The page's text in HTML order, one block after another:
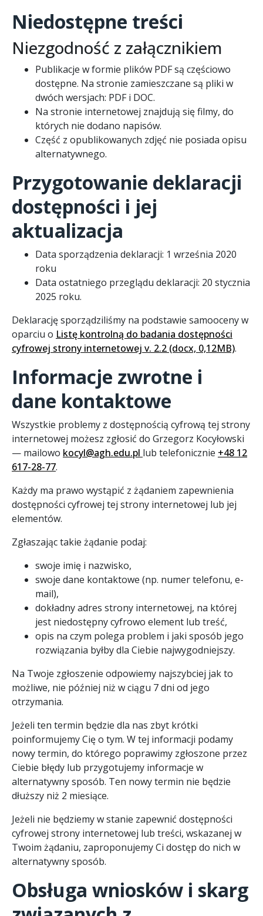
Niedostępne treści
Niezgodność z załącznikiem
Publikacje w formie plików PDF są częściowo
dostępne. Na stronie zamieszczane są pliki w
dwóch wersjach: PDF i DOC.
Na stronie internetowej znajdują się filmy, do
których nie dodano napisów.
Część z opublikowanych zdjęć nie posiada opisu
alternatywnego.
Przygotowanie deklaracji
dostępności i jej
aktualizacja
Data sporządzenia deklaracji: 1 września 2020
roku
Data ostatniego przeglądu deklaracji: 20 stycznia
2025 roku.
Deklarację sporządziliśmy na podstawie samooceny w
oparciu o Listę kontrolną do badania dostępności
cyfrowej strony internetowej v. 2.2 (docx, 0,12MB).
Informacje zwrotne i
dane kontaktowe
Wszystkie problemy z dostępnością cyfrową tej strony
internetowej możesz zgłosić do Grzegorz Kocyłowski
— mailowo kocyl@agh.edu.pl lub telefonicznie +48 12
617-28-77.
Każdy ma prawo wystąpić z żądaniem zapewnienia
dostępności cyfrowej tej strony internetowej lub jej
elementów.
Zgłaszając takie żądanie podaj:
swoje imię i nazwisko,
swoje dane kontaktowe (np. numer telefonu, e-
mail),
dokładny adres strony internetowej, na której
jest niedostępny cyfrowo element lub treść,
opis na czym polega problem i jaki sposób jego
rozwiązania byłby dla Ciebie najwygodniejszy.
Na Twoje zgłoszenie odpowiemy najszybciej jak to
możliwe, nie później niż w ciągu 7 dni od jego
otrzymania.
Jeżeli ten termin będzie dla nas zbyt krótki
poinformujemy Cię o tym. W tej informacji podamy
nowy termin, do którego poprawimy zgłoszone przez
Ciebie błędy lub przygotujemy informacje w
alternatywny sposób. Ten nowy termin nie będzie
dłuższy niż 2 miesiące.
Jeżeli nie będziemy w stanie zapewnić dostępności
cyfrowej strony internetowej lub treści, wskazanej w
Twoim żądaniu, zaproponujemy Ci dostęp do nich w
alternatywny sposób.
Obsługa wniosków i skarg